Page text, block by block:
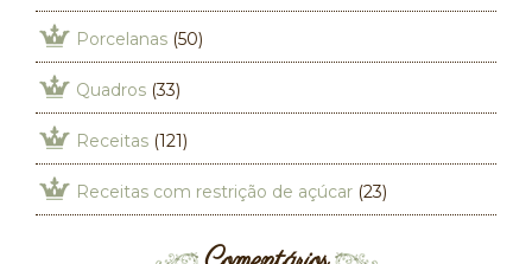
Porcelanas (50)
Quadros (33)
Receitas (121)
Receitas com restrição de açúcar (23)